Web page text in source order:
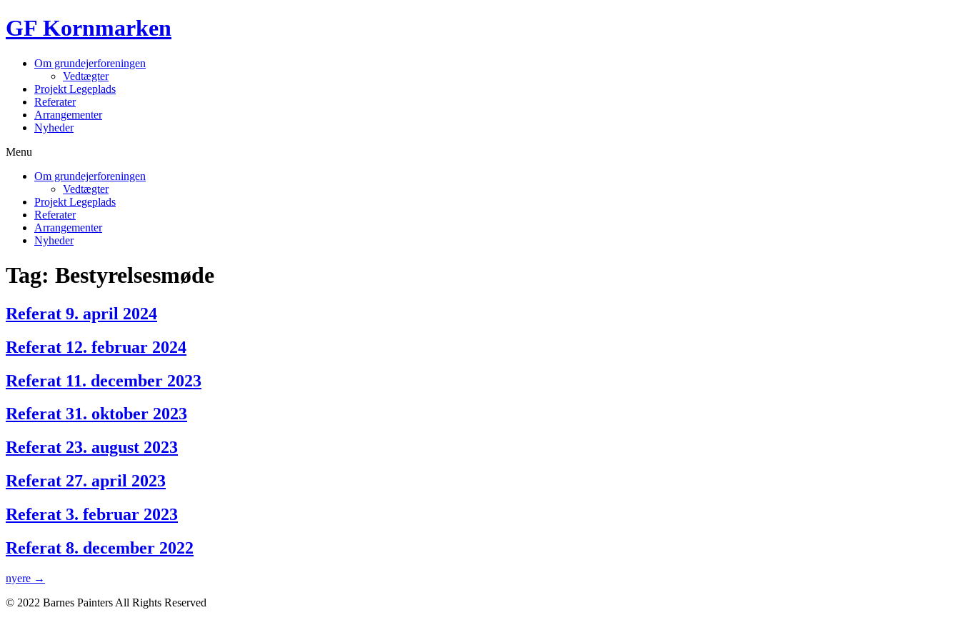
Videre
til
GF Kornmarken
Om grundejerforeningen
Vedtægter
Projekt Legeplads
Referater
Arrangementer
Nyheder
Menu
Om grundejerforeningen
Vedtægter
Projekt Legeplads
Referater
Arrangementer
Nyheder
Tag: Bestyrelsesmøde
Referat 9. april 2024
Referat 12. februar 2024
Referat 11. december 2023
Referat 31. oktober 2023
Referat 23. august 2023
Referat 27. april 2023
Referat 3. februar 2023
Referat 8. december 2022
nyere →
© 2022 Barnes Painters All Rights Reserved